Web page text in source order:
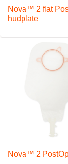
Nova™ 2 flat
hudplate
Nova™ 2 PostOp